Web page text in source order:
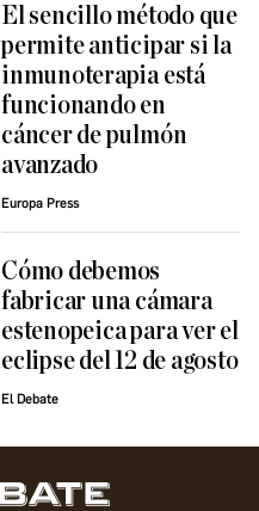
El sencillo método que
permite anticipar si la
inmunoterapia está
funcionando en
cáncer de pulmón
avanzado
Europa Press
Cómo debemos
fabricar una cámara
estenopeica para ver el
eclipse del 12 de agosto
El Debate